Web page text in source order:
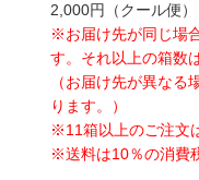
2,000円（クール便）
※お届け先が同じ場合
す。それ以上の箱数
（お届け先が異な
ります。）
※11箱以上のご注文
※送料は10％の消費